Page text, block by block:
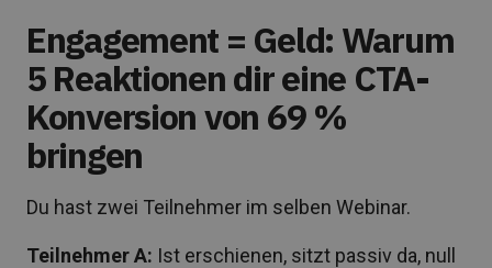
Engagement = Geld: Warum
5 Reaktionen dir eine CTA-
Konversion von 69 %
bringen
Du hast zwei Teilnehmer im selben Webinar.
Teilnehmer A: Ist erschienen, sitzt passiv da, null